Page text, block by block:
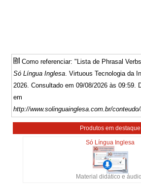
Como referenciar: "Lista de Phrasal
Só Língua Inglesa. Virtuous Tecnologia da
2026. Consultado em 09/08/2026 às 09:59.
em
http://www.solinguainglesa.com.br/
Produtos em destaque
Só Língua Inglesa
Material didático e